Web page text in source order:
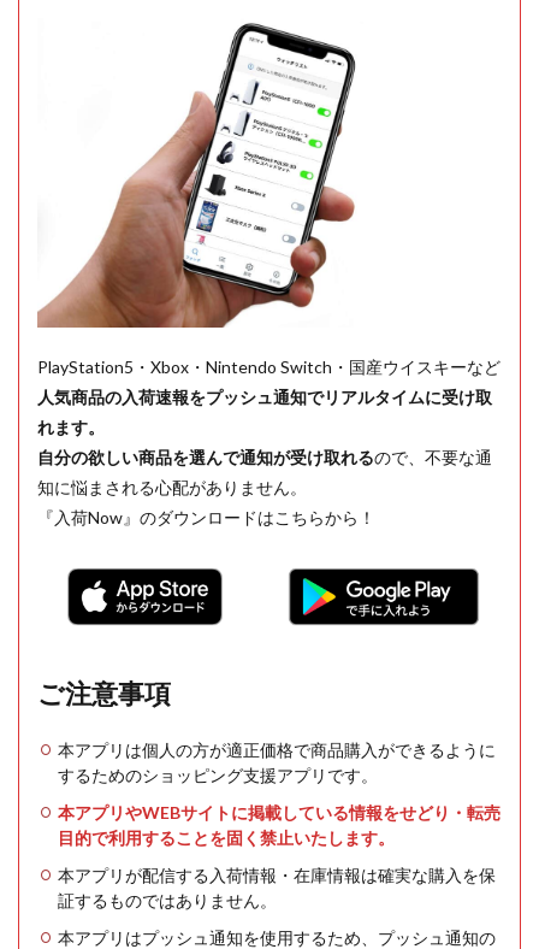
PlayStation5・Xbox・Nintendo Switch・国産ウイスキーなど
人気商品の入荷速報をプッシュ通知でリアルタイムに受け取
れます。
自分の欲しい商品を選んで通知が受け取れるので、不要な通
知に悩まされる心配がありません。
『入荷Now』のダウンロードはこちらから！
ご注意事項
本アプリは個人の方が適正価格で商品購入ができるように
するためのショッピング支援アプリです。
本アプリやWEBサイトに掲載している情報をせどり・転売
目的で利用することを固く禁止いたします。
本アプリが配信する入荷情報・在庫情報は確実な購入を保
証するものではありません。
本アプリはプッシュ通知を使用するため、プッシュ通知の